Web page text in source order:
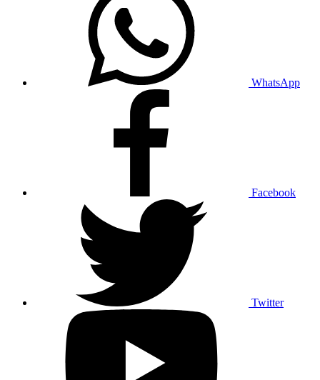
WhatsApp
Facebook
Twitter